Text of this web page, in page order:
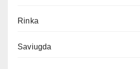
Rinka
Saviugda